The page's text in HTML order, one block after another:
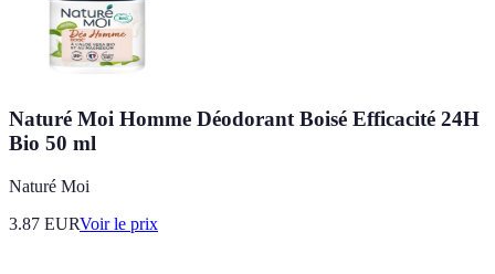
Naturé Moi Homme Déodorant Boisé Efficacité 24H
Bio 50 ml
Naturé Moi
3.87 EURVoir le prix